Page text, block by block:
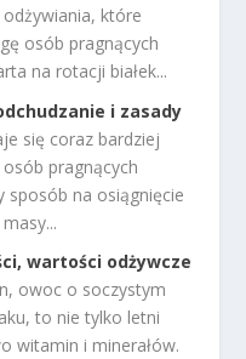
które
osób pragnących
na rotacji białek...
i zasady
się coraz bardziej
pragnących
sposób na osiągnięcie
wartości odżywcze
owoc o soczystym
to nie tylko letni
witamin i minerałów.